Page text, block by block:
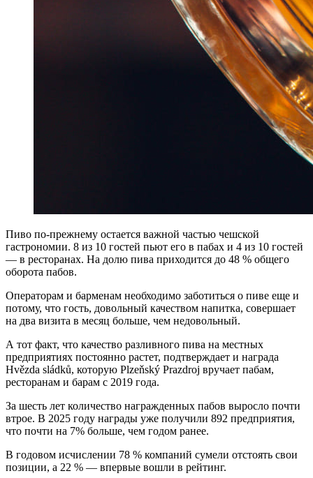
Пиво по-прежнему остается важной частью чешской
гастрономии. 8 из 10 гостей пьют его в пабах и 4 из 10 гостей
— в ресторанах. На долю пива приходится до 48 % общего
оборота пабов.
Операторам и барменам необходимо заботиться о пиве еще и
потому, что гость, довольный качеством напитка, совершает
на два визита в месяц больше, чем недовольный.
А тот факт, что качество разливного пива на местных
предприятиях постоянно растет, подтверждает и награда
Hvězda sládků, которую Plzeňský Prazdroj вручает пабам,
ресторанам и барам с 2019 года.
За шесть лет количество награжденных пабов выросло почти
втрое. В 2025 году награды уже получили 892 предприятия,
что почти на 7% больше, чем годом ранее.
В годовом исчислении 78 % компаний сумели отстоять свои
позиции, а 22 % — впервые вошли в рейтинг.